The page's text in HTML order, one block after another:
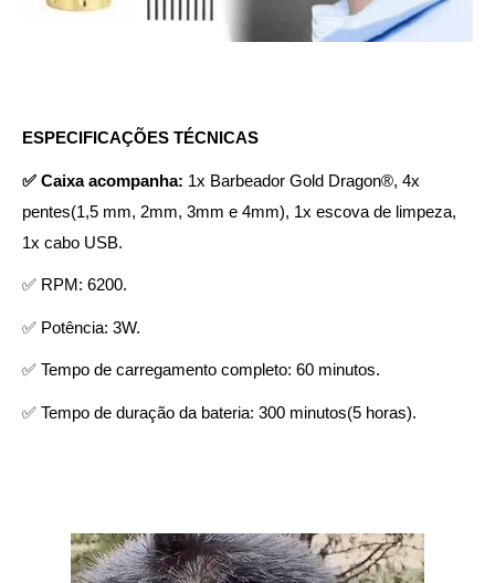
ESPECIFICAÇÕES TÉCNICAS
✅ Caixa acompanha: 1x Barbeador Gold Dragon®, 4x
pentes(1,5 mm, 2mm, 3mm e 4mm), 1x escova de limpeza,
1x cabo USB.
✅ RPM: 6200.
✅ Potência: 3W.
✅ Tempo de carregamento completo: 60 minutos.
✅ Tempo de duração da bateria: 300 minutos(5 horas).